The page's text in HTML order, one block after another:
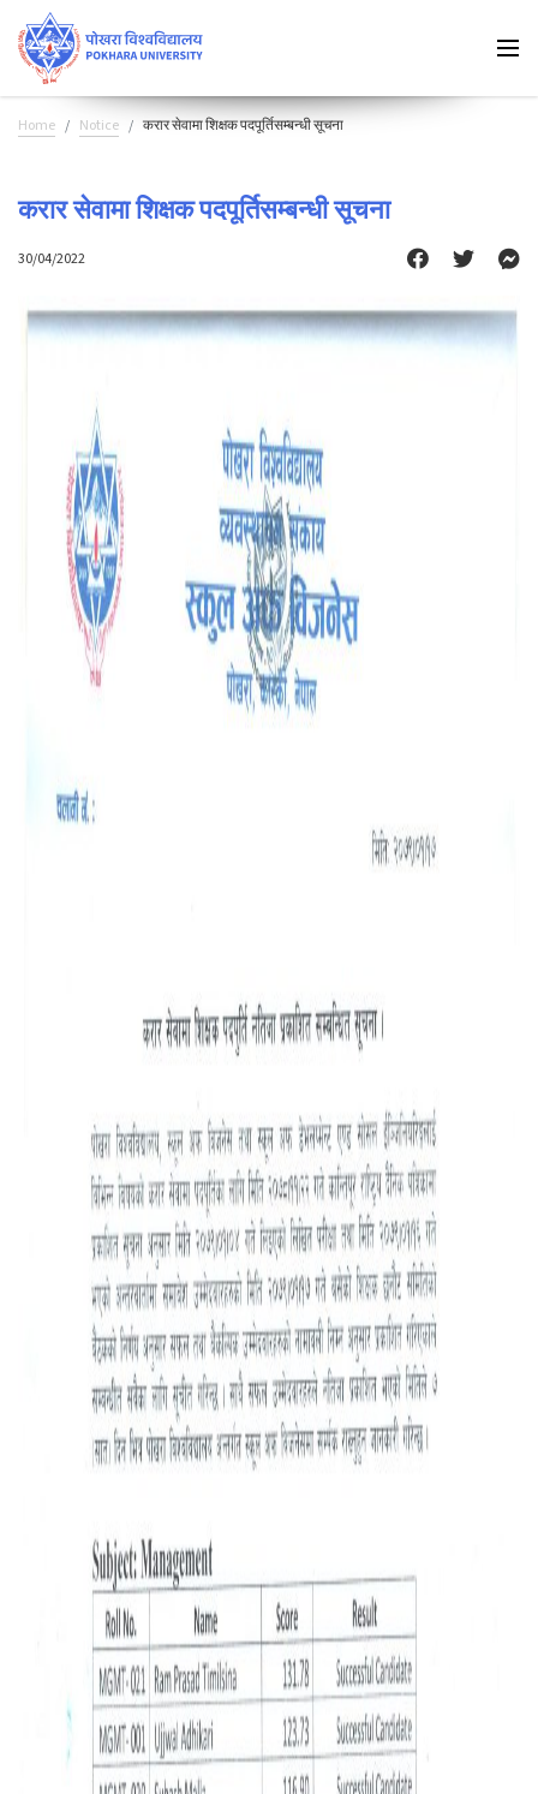
Home Notice करार सेवामा शिक्षक पदपूर्तिसम्बन्धी सूचना
करार सेवामा शिक्षक पदपूर्तिसम्बन्धी सूचना
30/04/2022